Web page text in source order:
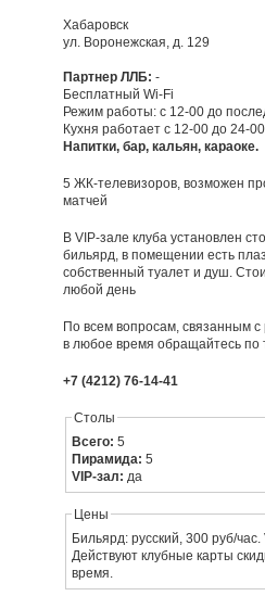
Хабаровск
ул. Воронежская, д. 129
Партнер ЛЛБ: -
Бесплатный Wi-Fi
Режим работы: с 12-00 до
Кухня работает с 12-00 до 24-00
Напитки, бар, кальян, караоке.
5 ЖК-телевизоров, возможен
матчей
В VIP-зале клуба установлен
бильярд, в помещении есть
собственный туалет и душ.
любой день
По всем вопросам, связанным с
в любое время обращайтесь по
+7 (4212) 76-14-41
Столы
Всего:5
Пирамида:5
VIP-зал: да
Цены
Бильярд: русский, 300 руб/час.
Действуют клубные карты
время.